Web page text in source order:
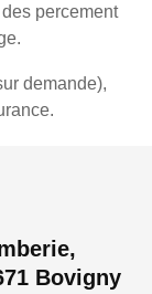
percement
demande),
Bovigny